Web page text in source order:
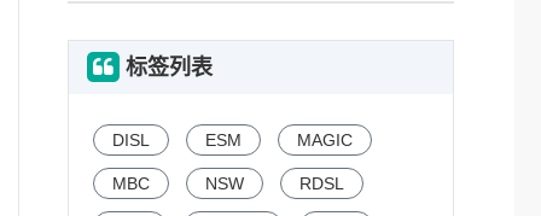
标签列表
DISL ESM MAGIC
MBC NSW RDSL